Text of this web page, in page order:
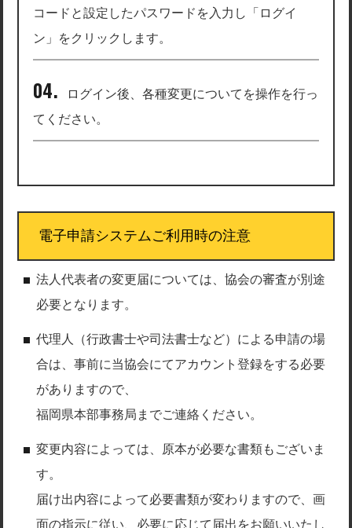
コードと設定したパスワードを入力し「ログイ
ン」をクリックします。
ログイン後、各種変更についてを操作を行っ
てください。
電子申請システムご利用時の注意
法人代表者の変更届については、協会の審査が別途
必要となります。
代理人（行政書士や司法書士など）による申請の場
合は、事前に当協会にてアカウント登録をする必要
がありますので、
福岡県本部事務局までご連絡ください。
変更内容によっては、原本が必要な書類もございま
す。
届け出内容によって必要書類が変わりますので、画
面の指示に従い、必要に応じて届出をお願いいたし